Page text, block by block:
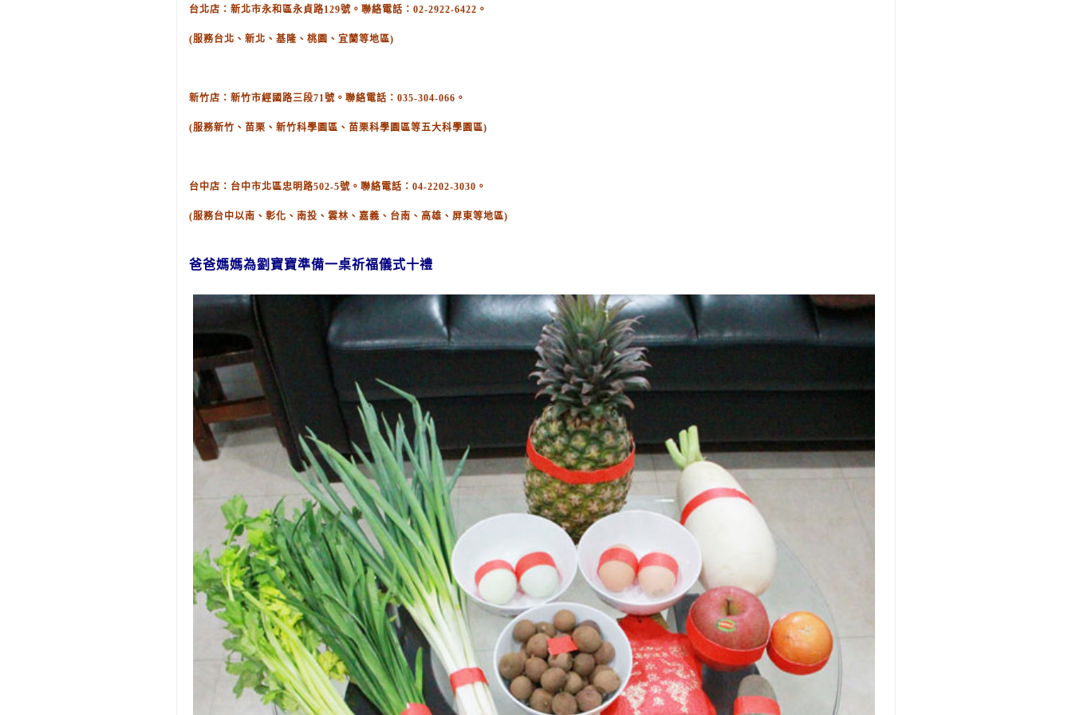
台北店：新北市永和區永貞路129號。聯絡電話：02-2922-6422。
(服務台北、新北、基隆、桃園、宜蘭等地區)
新竹店：新竹市經國路三段71號。聯絡電話：035-304-066。
(服務新竹、苗栗、新竹科學園區、苗栗科學園區等五大科學園區)
台中店：台中市北區忠明路502-5號。聯絡電話：04-2202-3030。
(服務台中以南、彰化、南投、雲林、嘉義、台南、高雄、屏東等地區)
爸爸媽媽為劉 寶寶準備一桌祈福儀式十禮